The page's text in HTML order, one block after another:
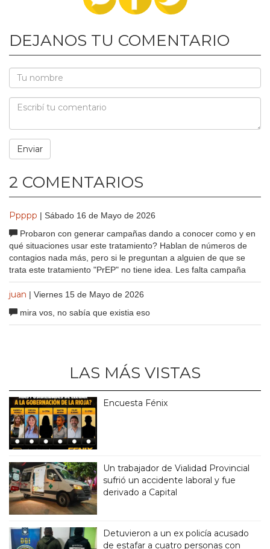
DEJANOS TU COMENTARIO
2 COMENTARIOS
Ppppp | Sábado 16 de Mayo de 2026
Probaron con generar campañas dando a conocer como y en
qué situaciones usar este tratamiento? Hablan de números de
contagios nada más, pero si le preguntan a alguien de que se
trata este tratamiento "PrEP" no tiene idea. Les falta campaña
juan | Viernes 15 de Mayo de 2026
mira vos, no sabía que existia eso
LAS MÁS VISTAS
Encuesta Fénix
Un trabajador de Vialidad Provincial
sufrió un accidente laboral y fue
derivado a Capital
Detuvieron a un ex policía acusado
de estafar a cuatro personas con